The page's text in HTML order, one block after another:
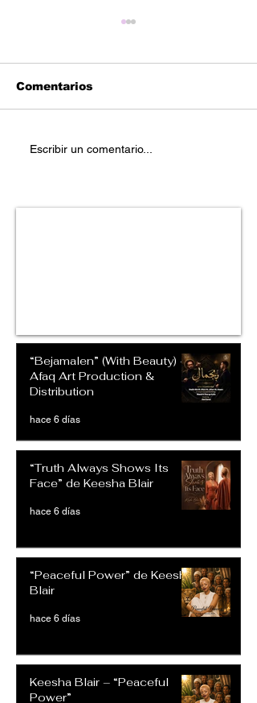
Geese Da Goon -
Comentarios
Escribir un comentario...
“Bejamalen” (With Beauty) –
Afaq Art Production &
Distribution
hace 6 días
“Truth Always Shows Its
Face” de Keesha Blair
hace 6 días
“Peaceful Power” de Keesha
Blair
hace 6 días
Keesha Blair – “Peaceful
Power”